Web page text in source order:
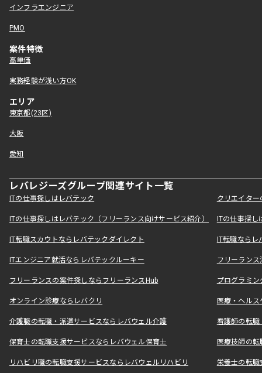
インフラエンジニア
PMO
案件特徴
高単価
実務経験が浅い方OK
エリア
東京都(23区)
大阪
愛知
レバレジーズグループ関連サイト一覧
ITの仕事探しはレバテック クリエイタ
ITの仕事探しはレバテック（フリーランス向けサービス紹介） ITの仕事探
IT転職スカウトならレバテックダイレクト IT転職なら
ITエンジニア就活ならレバテックルーキー フリーラン
フリーランスの案件探しならフリーランスHub プログラミ
オンライン診療ならレバクリ 医療・ヘル
介護職の転職・派遣サービスならレバウェル介護 看護師の転
保育士の転職支援サービスならレバウェル保育士 医療技師の
リハビリ職の転職支援サービスならレバウェルリハビリ 栄養士の転